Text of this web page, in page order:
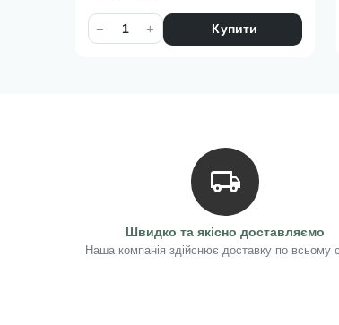
+
− Купити
Швидко та якісно доставляємо
Наша компанія здійснює доставку по всьому